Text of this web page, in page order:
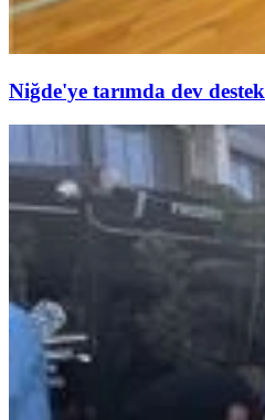
Niğde'ye tarımda dev destek